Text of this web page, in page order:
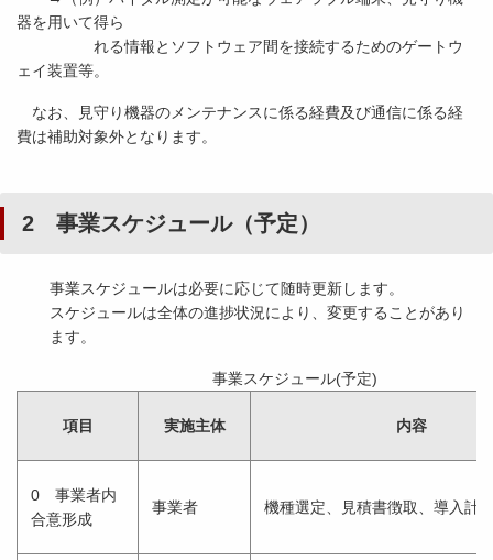
器を用いて得ら
れる情報とソフトウェア間を接続するためのゲートウ
ェイ装置等。
なお、見守り機器のメンテナンスに係る経費及び通信に係る経
費は補助対象外となります。
2 事業スケジュール（予定）
事業スケジュールは必要に応じて随時更新します。
スケジュールは全体の進捗状況により、変更することがあり
ます。
事業スケジュール(予定)
項目 実施主体 内容
0 事業者内
合意形成
事業者 機種選定、見積書徴取、導入計